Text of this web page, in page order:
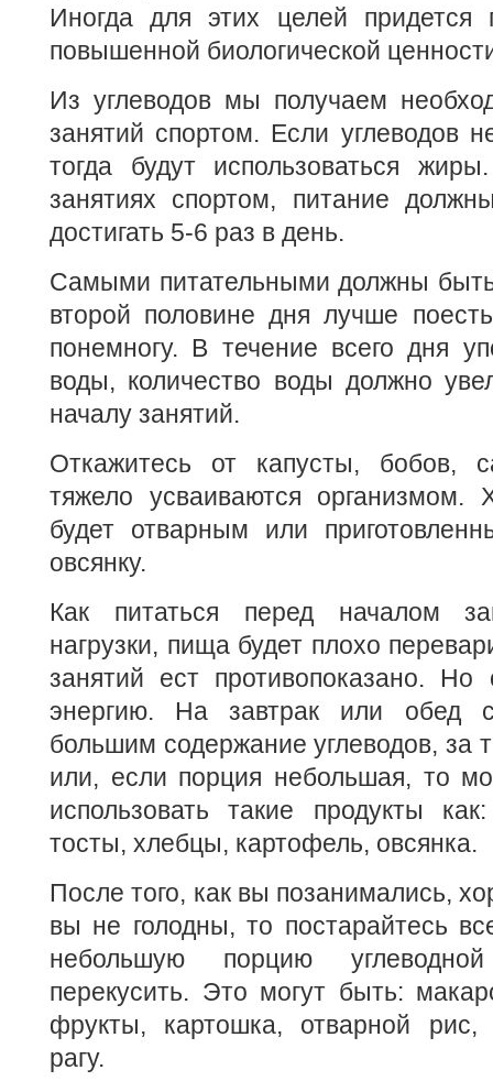
Иногда для этих целей придется
повышенной биологической
Из углеводов мы получаем
занятий спортом. Если углеводов
тогда будут использоваться
занятиях спортом, питание
достигать 5-6 раз в день.
Самыми питательными должны
второй половине дня лучше
понемногу. В течение всего дня
воды, количество воды должно
началу занятий.
Откажитесь от капусты, бобов,
тяжело усваиваются
будет отварным или
овсянку.
Как питаться перед началом
нагрузки, пища будет плохо
занятий ест противопоказано. Но
энергию. На завтрак или обед
большим содержание углеводов, за
или, если порция небольшая, то
использовать такие продукты
тосты, хлебцы, картофель, овсянка.
После того, как вы позанимались,
вы не голодны, то постарайтесь
небольшую порцию
перекусить. Это могут быть:
фрукты, картошка, отварной рис,
рагу.